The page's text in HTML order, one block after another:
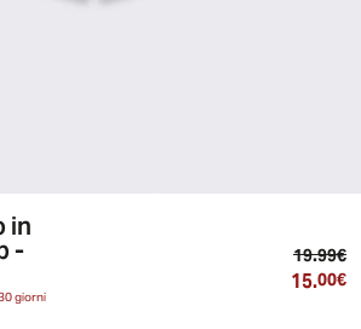
in
-
giorni
19.99€
15.00€